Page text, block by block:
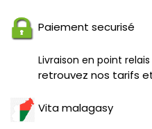
Paiement securisé
Livraison en point
retrouvez nos tarifs
Vita malagasy